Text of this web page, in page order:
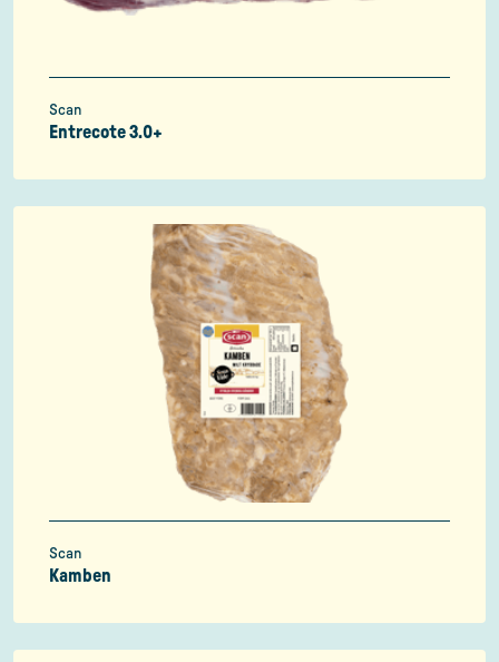
Scan
Entrecote 3.0+
Scan
Kamben